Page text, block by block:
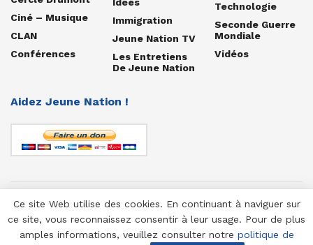
Ciné – Musique
CLAN
Conférences
Immigration
Jeune Nation TV
Les Entretiens
De Jeune Nation
Technologie
Seconde Guerre
Mondiale
Vidéos
Aidez Jeune Nation !
© 1958-2025 Jeune Nation
Ce site Web utilise des cookies. En continuant à naviguer sur
ce site, vous reconnaissez consentir à leur usage. Pour de plus
amples informations, veuillez consulter notre politique de